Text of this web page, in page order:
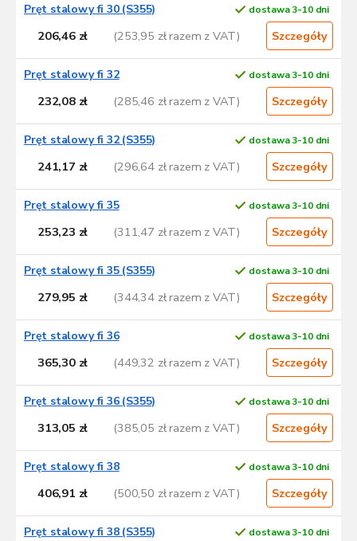
Pręt stalowy fi 30 (S355) dostawa 3-10 dni
206,46 zł (253,95 zł razem z VAT) Szczegóły
Pręt stalowy fi 32 dostawa 3-10 dni
232,08 zł (285,46 zł razem z VAT) Szczegóły
Pręt stalowy fi 32 (S355) dostawa 3-10 dni
241,17 zł (296,64 zł razem z VAT) Szczegóły
Pręt stalowy fi 35 dostawa 3-10 dni
253,23 zł (311,47 zł razem z VAT) Szczegóły
Pręt stalowy fi 35 (S355) dostawa 3-10 dni
279,95 zł (344,34 zł razem z VAT) Szczegóły
Pręt stalowy fi 36 dostawa 3-10 dni
365,30 zł (449,32 zł razem z VAT) Szczegóły
Pręt stalowy fi 36 (S355) dostawa 3-10 dni
313,05 zł (385,05 zł razem z VAT) Szczegóły
Pręt stalowy fi 38 dostawa 3-10 dni
406,91 zł (500,50 zł razem z VAT) Szczegóły
Pręt stalowy fi 38 (S355) dostawa 3-10 dni